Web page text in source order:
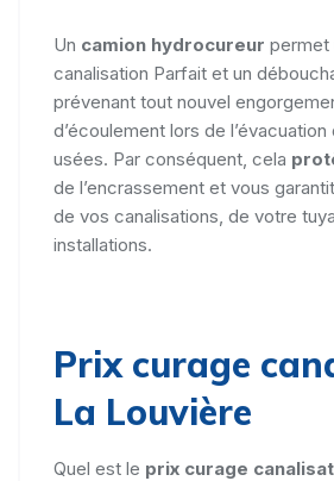
Un camion hydrocureur permet
canalisation Parfait et un
prévenant tout nouvel
d’écoulement lors de
usées. Par conséquent, cela
de l’encrassement et vous
de vos canalisations, de votre
installations.
Prix curage
La Louvière
Quel est le prix curage